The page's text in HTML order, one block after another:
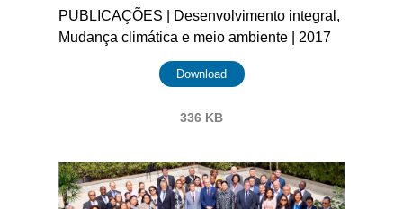
PUBLICAÇÕES | Desenvolvimento integral,
Mudança climática e meio ambiente | 2017
Download
336 KB